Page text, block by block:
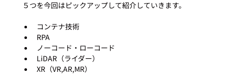
コンテナ技術
RPA
ノーコード・ローコード
LiDAR（ライダー）
XR（VR,AR,MR）